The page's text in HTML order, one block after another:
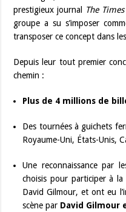
prestigieux journal
The Times
groupe a su s’imposer
transposer ce concept dans
Depuis leur tout premier
chemin :
Plus de 4 millions de
Des tournées à guichets
Royaume-Uni, États-Unis,
Une reconnaissance par
choisis pour participer à
David Gilmour, et ont eu
scène par David Gilmour